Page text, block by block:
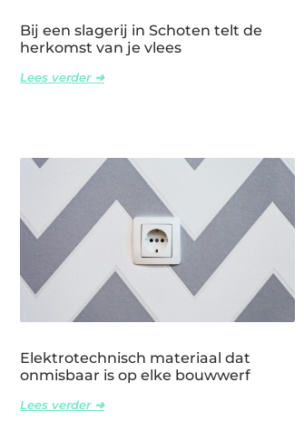
Bij een slagerij in Schoten telt de
herkomst van je vlees
Lees verder ➜
Elektrotechnisch materiaal dat
onmisbaar is op elke bouwwerf
Lees verder ➜